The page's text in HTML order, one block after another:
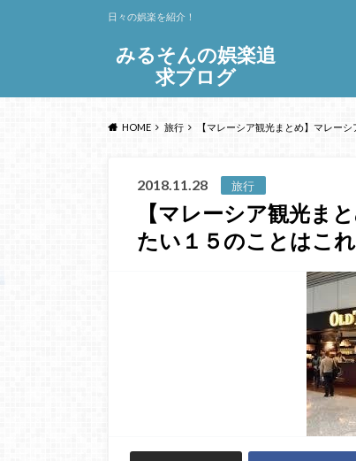
みるそんの娯楽追
求ブログ
日々の娯楽を紹介！
HOME 旅行 【マレーシア観光まとめ】マレー
2018.11.28 旅行
【マレーシア観光ま
たい１５のことはこれ